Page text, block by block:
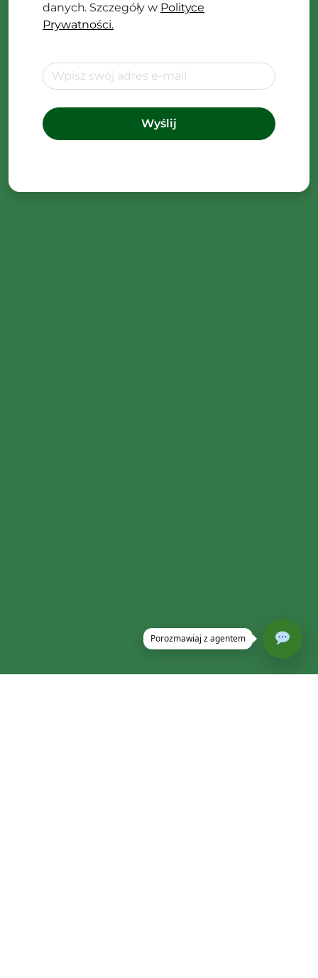
danych. Szczegóły w Polityce
Prywatności.